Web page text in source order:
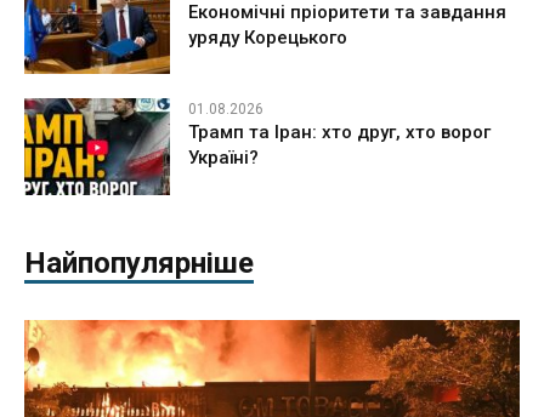
Економічні пріоритети та завдання
уряду Корецького
01.08.2026
Трамп та Іран: хто друг, хто ворог
Україні?
Найпопулярніше